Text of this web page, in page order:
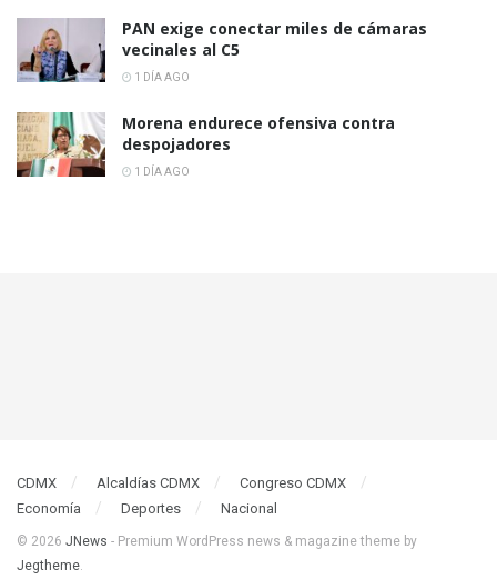
PAN exige conectar miles de cámaras
vecinales al C5
1 DÍA AGO
Morena endurece ofensiva contra
despojadores
1 DÍA AGO
CDMX Alcaldías CDMX
Congreso CDMX
Economía
Deportes Nacional
© 2026 JNews - Premium WordPress news & magazine theme by
Jegtheme.